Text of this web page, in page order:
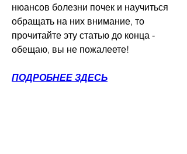
нюансов болезни почек и научиться
обращать на них внимание, то
прочитайте эту статью до конца -
обещаю, вы не пожалеете!
ПОДРОБНЕЕ ЗДЕСЬ